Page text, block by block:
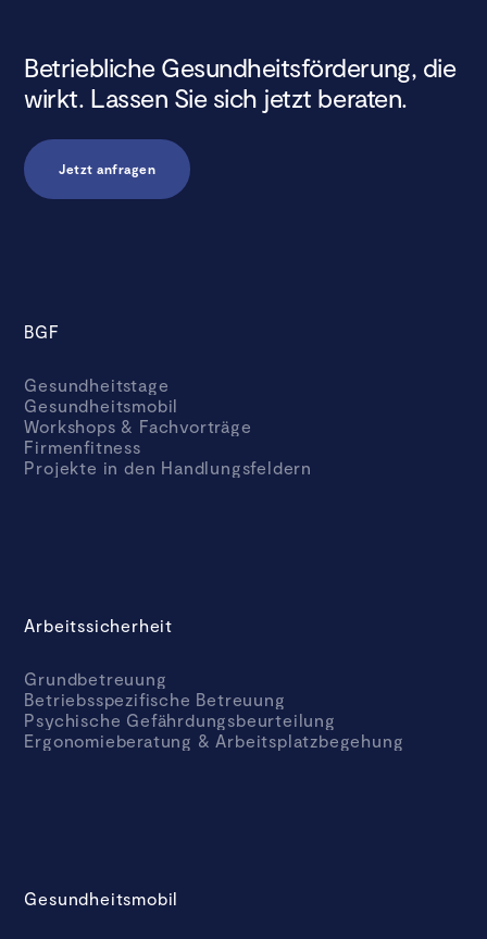
Betriebliche Gesundheitsförderung, die
wirkt. Lassen Sie sich jetzt beraten.
Jetzt anfragen
BGF
Gesundheitstage
Gesundheitsmobil
Workshops & Fachvorträge
Firmenfitness
Projekte in den Handlungsfeldern
Arbeitssicherheit
Grundbetreuung
Betriebsspezifische Betreuung
Psychische Gefährdungsbeurteilung
Ergonomieberatung & Arbeitsplatzbegehung
Gesundheitsmobil